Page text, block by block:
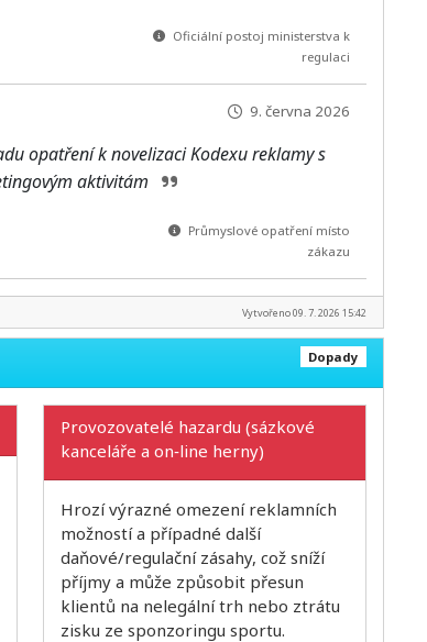
Oficiální postoj ministerstva k
regulaci
9. června 2026
opatření k novelizaci Kodexu reklamy s
aktivitám
Průmyslové opatření místo
zákazu
Vytvořeno 09. 7. 2026 15:42
Dopady
Provozovatelé hazardu (sázkové
kanceláře a on‑line herny)
Hrozí výrazné omezení reklamních
možností a případné další
daňové/regulační zásahy, což sníží
příjmy a může způsobit přesun
klientů na nelegální trh nebo ztrátu
zisku ze sponzoringu sportu.